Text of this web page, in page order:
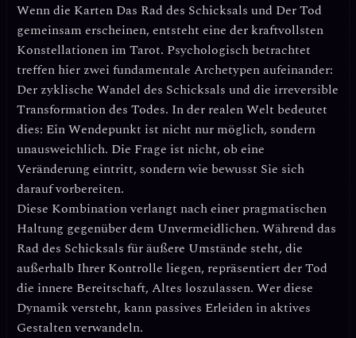
Wenn die Karten Das Rad des Schicksals und Der Tod
gemeinsam erscheinen, entsteht eine der kraftvollsten
Konstellationen im Tarot. Psychologisch betrachtet
treffen hier zwei fundamentale Archetypen aufeinander:
Der zyklische Wandel des Schicksals und die irreversible
Transformation des Todes. In der realen Welt bedeutet
dies: Ein Wendepunkt ist nicht nur möglich, sondern
unausweichlich. Die Frage ist nicht, ob eine
Veränderung eintritt, sondern wie bewusst Sie sich
darauf vorbereiten.
Diese Kombination verlangt nach einer pragmatischen
Haltung gegenüber dem Unvermeidlichen. Während das
Rad des Schicksals für äußere Umstände steht, die
außerhalb Ihrer Kontrolle liegen, repräsentiert der Tod
die innere Bereitschaft, Altes loszulassen. Wer diese
Dynamik versteht, kann passives Erleiden in aktives
Gestaltenverwandeln.